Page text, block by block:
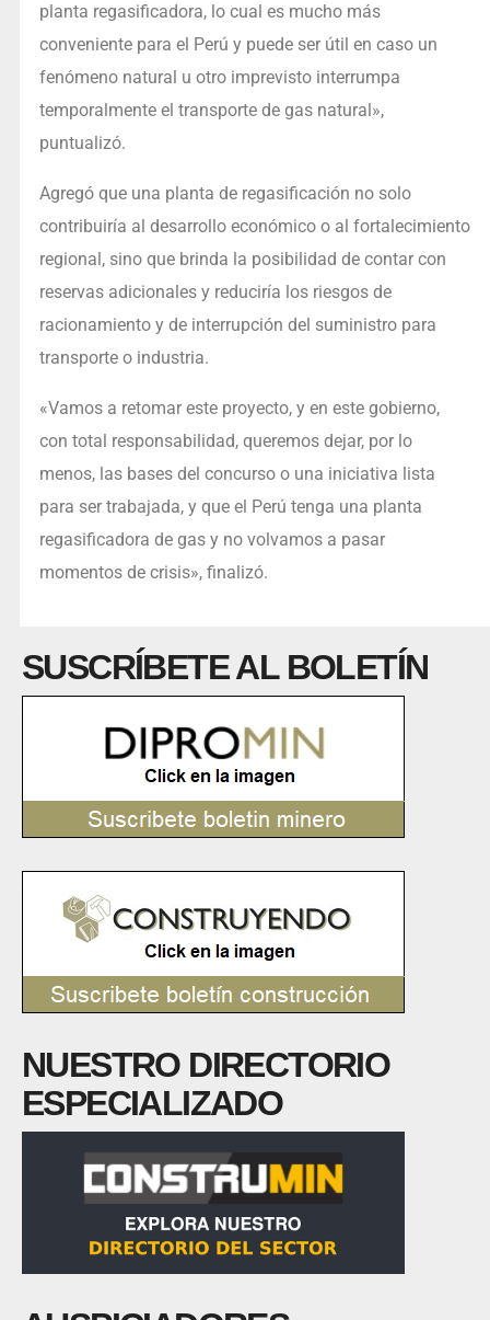
planta regasificadora, lo cual es mucho más
conveniente para el Perú y puede ser útil en caso un
fenómeno natural u otro imprevisto interrumpa
temporalmente el transporte de gas natural»,
puntualizó.
Agregó que una planta de regasificación no solo
contribuiría al desarrollo económico o al fortalecimiento
regional, sino que brinda la posibilidad de contar con
reservas adicionales y reduciría los riesgos de
racionamiento y de interrupción del suministro para
transporte o industria.
«Vamos a retomar este proyecto, y en este gobierno,
con total responsabilidad, queremos dejar, por lo
menos, las bases del concurso o una iniciativa lista
para ser trabajada, y que el Perú tenga una planta
regasificadora de gas y no volvamos a pasar
momentos de crisis», finalizó.
SUSCRÍBETE AL BOLETÍN
NUESTRO DIRECTORIO
ESPECIALIZADO